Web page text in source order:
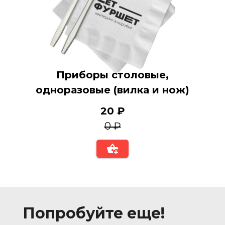
Приборы столовые,
одноразовые (вилка и нож)
20 ₽
0 ₽
Попробуйте еще!